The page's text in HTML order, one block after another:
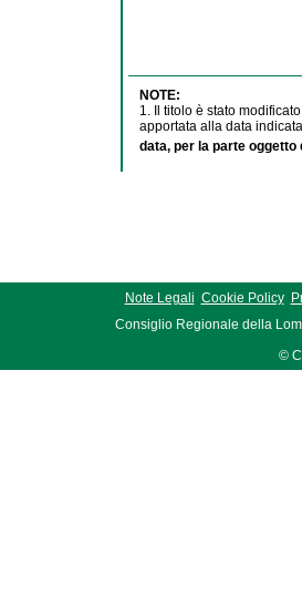
NOTE:
1. Il titolo è stato
apportata alla data
data, per la parte oggetto
Note Legali Cookie Policy
Consiglio Regionale della
©